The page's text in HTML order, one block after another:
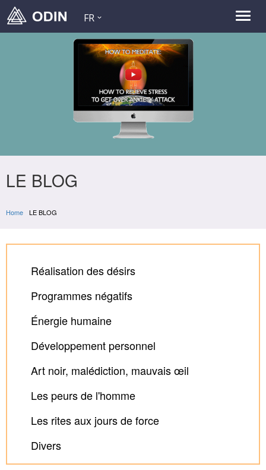
FR
LE BLOG
Home LE BLOG
Réalisation des désirs
Programmes négatifs
Énergie humaine
Développement personnel
Art noir, malédiction, mauvais œil
Les peurs de l'homme
Les rites aux jours de force
Divers